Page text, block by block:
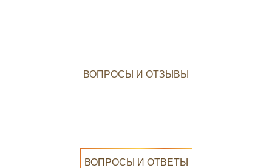
ВОПРОСЫ И ОТЗЫВЫ
ВОПРОСЫ И ОТВЕТЫ